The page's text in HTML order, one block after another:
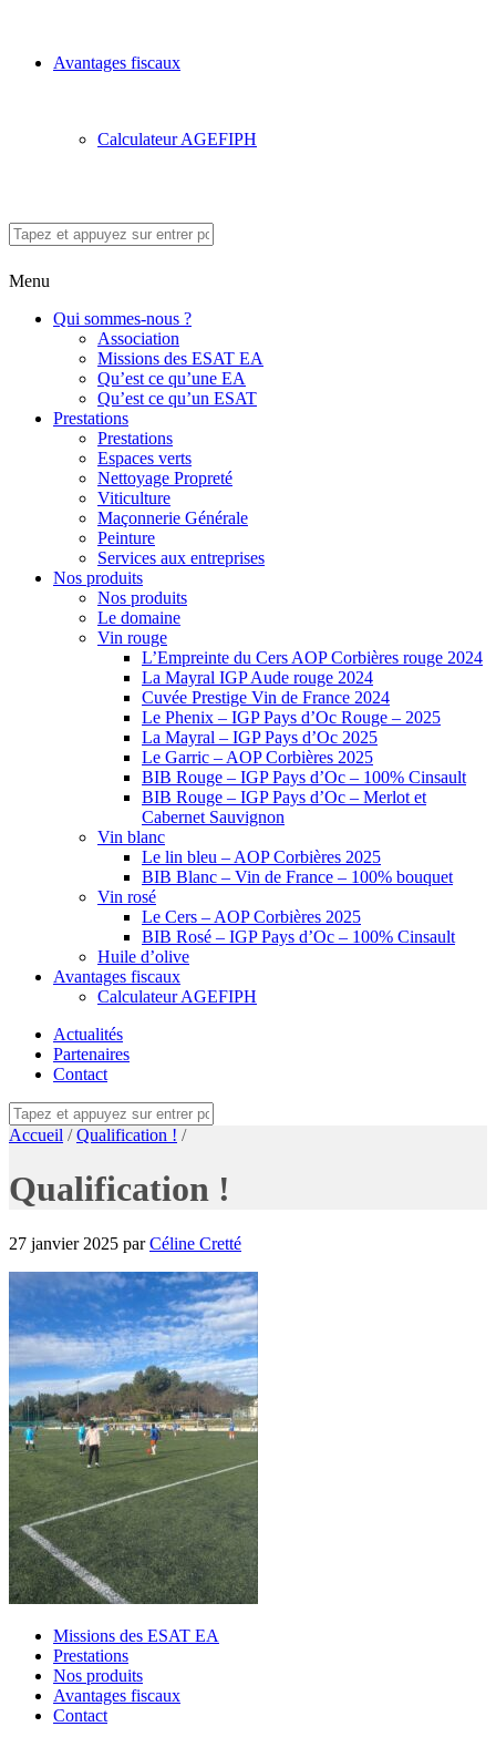
Avantages fiscaux
Calculateur AGEFIPH
Menu
Qui sommes-nous ?
Association
Missions des ESAT EA
Qu’est ce qu’une EA
Qu’est ce qu’un ESAT
Prestations
Prestations
Espaces verts
Nettoyage Propreté
Viticulture
Maçonnerie Générale
Peinture
Services aux entreprises
Nos produits
Nos produits
Le domaine
Vin rouge
L’Empreinte du Cers AOP Corbières rouge 2024
La Mayral IGP Aude rouge 2024
Cuvée Prestige Vin de France 2024
Le Phenix – IGP Pays d’Oc Rouge – 2025
La Mayral – IGP Pays d’Oc 2025
Le Garric – AOP Corbières 2025
BIB Rouge – IGP Pays d’Oc – 100% Cinsault
BIB Rouge – IGP Pays d’Oc – Merlot et
Cabernet Sauvignon
Vin blanc
Le lin bleu – AOP Corbières 2025
BIB Blanc – Vin de France – 100% bouquet
Vin rosé
Le Cers – AOP Corbières 2025
BIB Rosé – IGP Pays d’Oc – 100% Cinsault
Huile d’olive
Avantages fiscaux
Calculateur AGEFIPH
Actualités
Partenaires
Contact
Accueil /Qualification ! /
Qualification !
27 janvier 2025 parCéline Cretté
Missions des ESAT EA
Prestations
Nos produits
Avantages fiscaux
Contact